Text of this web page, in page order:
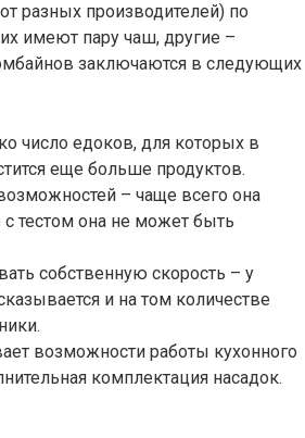
разных производителей) по
имеют пару чаш, другие –
заключаются в следующих
число едоков, для которых в
еще больше продуктов.
– чаще всего она
с тестом она не может быть
собственную скорость – у
и на том количестве
возможности работы кухонного
комплектация насадок.